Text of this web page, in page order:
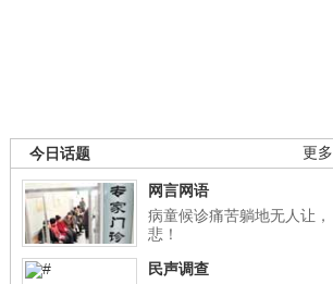
更多
今日话题
网言网语
病童候诊痛苦躺地无人让，
悲！
民声调查